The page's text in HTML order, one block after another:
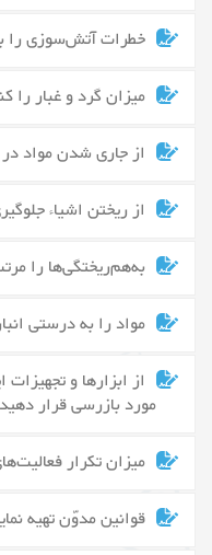
خطرات آتش‌سوزی را
میزان گرد و غبار را
از جاری شدن مواد
از ریختن اشیاء
به‌هم‌ریختگی‌ها را
مواد را به درستی
از ابزارها و
مورد بازرسی قرار دهید
میزان تکرار
قوانین مدوّن تهیه